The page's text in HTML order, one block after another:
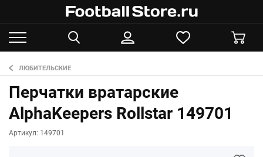
ЛЮБИТЕЛЬСКИЕ
Перчатки вратарские
AlphaKeepers Rollstar 149701
Артикул: 149701